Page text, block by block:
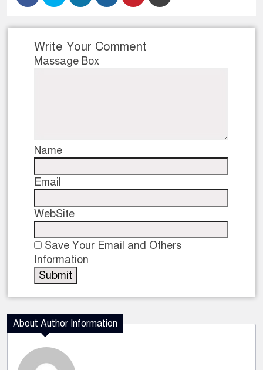
Write Your Comment
Massage Box
Name
Email
WebSite
Save Your Email and Others
Information
About Author Information